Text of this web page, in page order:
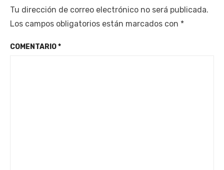
Tu dirección de correo electrónico no será publicada.
Los campos obligatorios están marcados con *
COMENTARIO*